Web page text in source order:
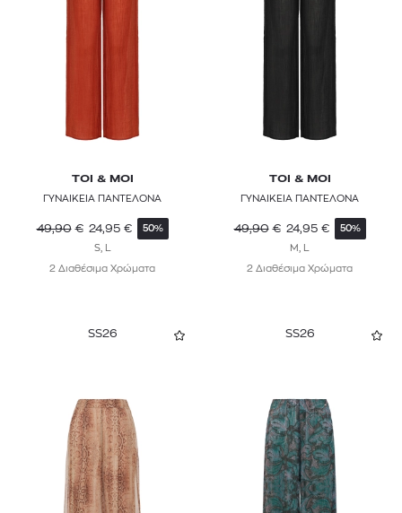
TOI & MOI
ΓΥΝΑΙΚΕΙΑ ΠΑΝΤΕΛΟΝΑ
49,90 € 24,95 € 50%
S, L
2 Διαθέσιμα Χρώματα
TOI & MOI
ΓΥΝΑΙΚΕΙΑ ΠΑΝΤΕΛΟΝΑ
49,90 € 24,95 € 50%
M, L
2 Διαθέσιμα Χρώματα
SS26 SS26